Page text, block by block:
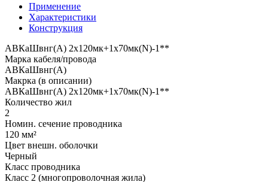
Применение
Характеристики
Конструкция
АВКаШвнг(А) 2x120мк+1x70мк(N)-1**
Марка кабеля/провода
АВКаШвнг(А)
Макрка (в описании)
АВКаШвнг(А) 2x120мк+1x70мк(N)-1**
Количество жил
2
Номин. сечение проводника
120 мм²
Цвет внешн. оболочки
Черный
Класс проводника
Класс 2 (многопроволочная жила)